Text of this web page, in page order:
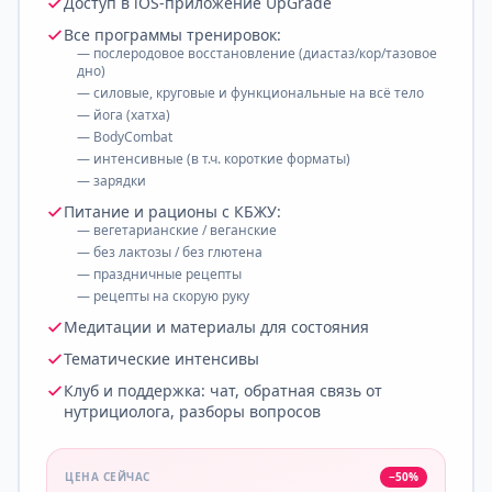
Проще чем я думала.
ЮЛИЯ, 3 ЧАСА НАЗАД
Девочки, спасибо за доверие! Именно для вас и
создавали эту систему. Рады, что всё работает 💖
КОМАНДА UPGRADE
Все программы тренировок:
— послеродовое восстановление (диастаз/кор/тазовое
дно)
— силовые, круговые и функциональные на всё тело
— йога (хатха)
— BodyCombat
— интенсивные (в т.ч. короткие форматы)
— зарядки
Питание и рационы с КБЖУ:
— вегетарианские / веганские
— без лактозы / без глютена
— праздничные рецепты
— рецепты на скорую руку
Медитации и материалы для состояния
Тематические интенсивы
Клуб и поддержка: чат, обратная связь от
нутрициолога, разборы вопросов
ЦЕНА СЕЙЧАС −50%